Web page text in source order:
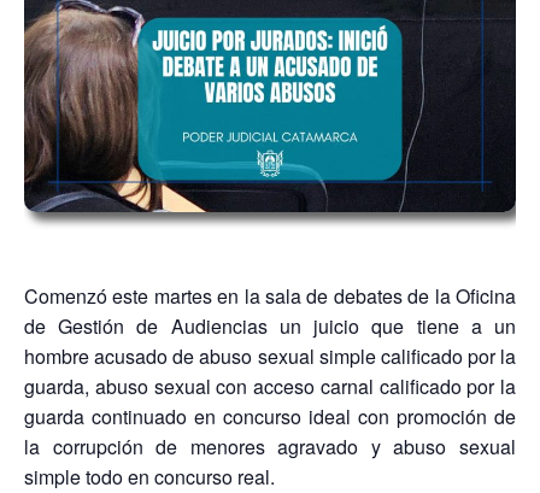
Comenzó este martes en la sala de debates de la Oficina
de Gestión de Audiencias un juicio que tiene a un
hombre acusado de abuso sexual simple calificado por la
guarda, abuso sexual con acceso carnal calificado por la
guarda continuado en concurso ideal con promoción de
la corrupción de menores agravado y abuso sexual
simple todo en concurso real.